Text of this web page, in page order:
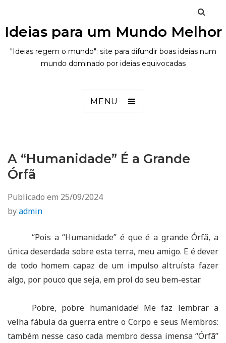
Ideias para um Mundo Melhor
"Ideias regem o mundo": site para difundir boas ideias num
mundo dominado por ideias equivocadas
MENU
A “Humanidade” É a Grande
Órfã
Publicado em 25/09/2024
byadmin
“Pois a “Humanidade” é que é a grande Órfã, a
única deserdada sobre esta terra, meu amigo. E é dever
de todo homem capaz de um impulso altruísta fazer
algo, por pouco que seja, em prol do seu bem-estar.
Pobre, pobre humanidade! Me faz lembrar a
velha fábula da guerra entre o Corpo e seus Membros:
também nesse caso cada membro dessa imensa “Órfã”